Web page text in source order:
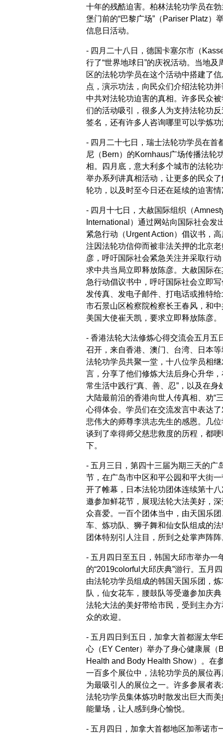
十年的残酷迫害。柏林法轮功学员在勃
堡门前的“巴黎广场”（Pariser Platz）
信息日活动。
- 四月二十八日，德国卡塞尔市（
行了“世界地球日”的庆祝活动。当地及
区的法轮功学员在这个活动中搭建了信
点，演示功法，向民众们介绍法轮功
中共对法轮功迫害的真相。许多民众被
们的活动吸引，很多人为支持法轮功反
签名，还有许多人咨询哪里可以学炼功
- 四月二十七日，瑞士法轮功学员在首
尼（Bern）的Kornhaus广场传播法轮
相。四月底，意大利多个城市的法轮功
举办系列讲真相活动，让更多的民众了
轮功，以及时至今日还在延续的迫害情
- 四月十七日，大赦国际组织（
International）通过网站向国际社会发
紧急行动（Urgent Action）倡议书，
注因法轮功信仰而被非法关押的北京老
彦，呼吁国际社会紧急关注并采取行
求中共当局立即释放陈彦。大赦国际在
急行动倡议书中，呼吁国际社会立即写
发传真、发电子邮件、打电话或推特给
市石景山区检察院检察长王春风，和中
美国大使崔天凯，要求立即释放陈彦。
- 香港法轮大法修炼心得交流会五月五
召开，来自香港、澳门、台湾、日本等
法轮功学员共聚一堂，十八位学员相继
言，分享了他们修炼大法后身心升华，
常生活中践行“真、善、忍”，以及在身
大陆最前沿的香港向世人传真相、劝“
心得体会。学员们在交流发言中表达了
悲伟大的师尊李洪志先生的感恩。几位
谈到了幸得师父慈悲救度的历程，都哽
下。
- 五月三日，第四十三届为期三天的广
节，在广岛市中区和平公园和平大街一
开了帷幕，日本法轮功团体连续第十八
邀参加鲜花节，展现法轮大法美好，深
众喜爱。一百个团体当中，由天国乐团
车、炼功队、狮子舞和仙女队组成的法
团体特别引人注目，所到之处掌声阵阵
- 五月四日至五日，韩国大邱市举办一
的“2019colorful大邱庆典”游行。五月
由法轮功学员组成的韩国天国乐团，炼
队，仙女花车，腰鼓队等受邀参加庆
法轮大法的美好带给市民，受到主办方
众的欢迎。
- 五月四日到五日，加拿大首都渥太华
心（EY Center）举办了身心健康展（
Health and Body Health Show）。在
一百多个展位中，法轮功学员的展位再
为最吸引人的展位之一。许多参展者表
法轮功学员集体炼功时散发出巨大而美
能量场，让人感到身心愉悦。
- 五月四日，加拿大首都地区加蒂诺市